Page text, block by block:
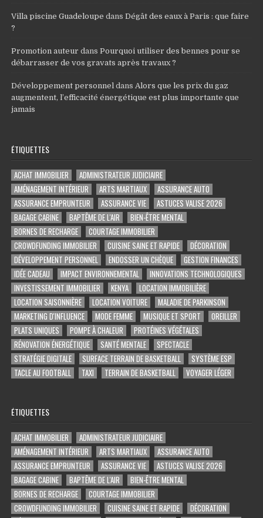
Villa piscine Guadeloupe dansDégât des eaux à Paris : que faire
?
Promotion auteur dansPourquoi utiliser des bennes pour se
débarrasser de vos gravats après travaux ?
Développement personnel dans Alors que les prix du gaz
augmentent, l’efficacité énergétique est plus importante que
jamais
ÉTIQUETTES
ACHAT IMMOBILIER
ADMINISTRATEUR JUDICIAIRE
AMÉNAGEMENT INTÉRIEUR
ARTS MARTIAUX
ASSURANCE AUTO
ASSURANCE EMPRUNTEUR
ASSURANCE VIE
ASTUCES VALISE 2026
BAGAGE CABINE
BAPTÊME DE L'AIR
BIEN-ÊTRE MENTAL
BORNES DE RECHARGE
COURTAGE IMMOBILIER
CROWDFUNDING IMMOBILIER
CUISINE SAINE ET RAPIDE
DÉCORATION
DÉVELOPPEMENT PERSONNEL
ENDOSSER UN CHÈQUE
GESTION FINANCES
IDÉE CADEAU
IMPACT ENVIRONNEMENTAL
INNOVATIONS TECHNOLOGIQUES
INVESTISSEMENT IMMOBILIER
KENYA
LOCATION IMMOBILIÈRE
LOCATION SAISONNIÈRE
LOCATION VOITURE
MALADIE DE PARKINSON
MARKETING D'INFLUENCE
MODE FEMME MUSIQUE ET SPORT
OREILLER
PLATS UNIQUES
POMPE À CHALEUR
PROTÉINES VÉGÉTALES
RÉNOVATION ÉNERGÉTIQUE
SANTÉ MENTALE
SPECTACLE
STRATÉGIE DIGITALE
SURFACE TERRAIN DE BASKETBALL
SYSTÈME ESP
TACLE AU FOOTBALL
TAXI TERRAIN DE BASKETBALL VOYAGER LÉGER
ÉTIQUETTES
ACHAT IMMOBILIER
ADMINISTRATEUR JUDICIAIRE
AMÉNAGEMENT INTÉRIEUR
ARTS MARTIAUX
ASSURANCE AUTO
ASSURANCE EMPRUNTEUR
ASSURANCE VIE
ASTUCES VALISE 2026
BAGAGE CABINE
BAPTÊME DE L'AIR
BIEN-ÊTRE MENTAL
BORNES DE RECHARGE
COURTAGE IMMOBILIER
CROWDFUNDING IMMOBILIER
CUISINE SAINE ET RAPIDE
DÉCORATION